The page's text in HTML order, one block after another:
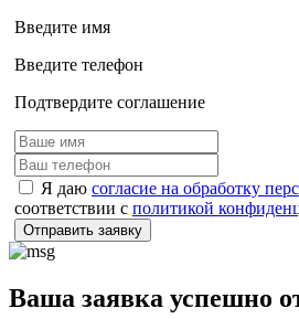
Введите имя
Введите телефон
Подтвердите соглашение
Я даю согласие на обработку
соответствии с политикой
Отправить заявку
Ваша заявка успешно